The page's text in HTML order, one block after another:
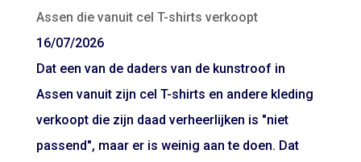
Assen die vanuit cel T-shirts verkoopt
16/07/2026
Dat een van de daders van de kunstroof in
Assen vanuit zijn cel T-shirts en andere kleding
verkoopt die zijn daad verheerlijken is "niet
passend", maar er is weinig aan te doen. Dat